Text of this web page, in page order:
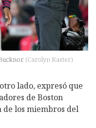
(Carolyn Kaster)
lado, expresó que
de Boston
los miembros del